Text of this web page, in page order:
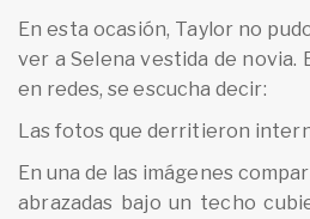
En esta ocasión, Taylor no
ver a Selena vestida de novia.
en redes, se escucha decir:
Las fotos que derritieron
En una de las imágenes
abrazadas bajo un techo